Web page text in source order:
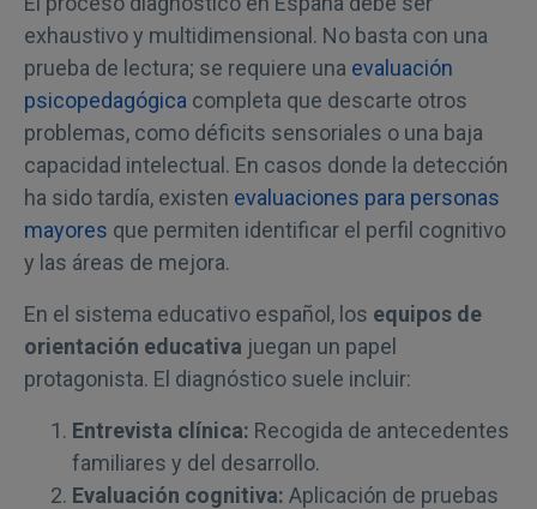
exhaustivo y multidimensional. No basta con una
prueba de lectura; se requiere una evaluación
psicopedagógica completa que descarte otros
problemas, como déficits sensoriales o una baja
capacidad intelectual. En casos donde la detección
ha sido tardía, existen evaluaciones para personas
mayores que permiten identificar el perfil cognitivo
y las áreas de mejora.
En el sistema educativo español, los equipos de
orientación educativa juegan un papel
protagonista. El diagnóstico suele incluir:
Entrevista clínica: Recogida de antecedentes
familiares y del desarrollo.
Evaluación cognitiva: Aplicación de pruebas